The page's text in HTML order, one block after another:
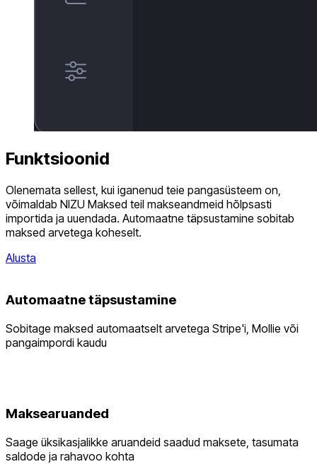
Funktsioonid
Olenemata sellest, kui iganenud teie pangasüsteem on,
võimaldab NIZU Maksed teil makseandmeid hõlpsasti
importida ja uuendada. Automaatne täpsustamine sobitab
maksed arvetega koheselt.
Alusta
Automaatne täpsustamine
Sobitage maksed automaatselt arvetega Stripe'i, Mollie või
pangaimpordi kaudu
Maksearuanded
Saage üksikasjalikke aruandeid saadud maksete, tasumata
saldode ja rahavoo kohta